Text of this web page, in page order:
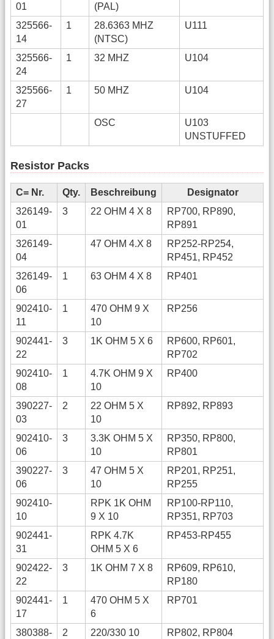
01
(PAL)
325566-
14
1
28.6363 MHZ
(NTSC)
U111
325566-
24
1 32 MHZ U104
325566-
27
1 50 MHZ U104
OSC
U103
UNSTUFFED
Resistor Packs
C= Nr. Qty. Beschreibung
Designator
326149-
01
3 22 OHM 4 X 8
RP700, RP890,
RP891
326149-
04
47 OHM 4.X 8
RP252-RP254,
RP451, RP452
326149-
06
1 63 OHM 4 X 8 RP401
902410-
11
1
470 OHM 9 X
10
RP256
902441-
22
3 1K OHM 5 X 6
RP600, RP601,
RP702
902410-
08
1
4.7K OHM 9 X
10
RP400
390227-
03
2
22 OHM 5 X
10
RP892, RP893
902410-
06
3
3.3K OHM 5 X
10
RP350, RP800,
RP801
390227-
06
3
47 OHM 5 X
10
RP201, RP251,
RP255
902410-
10
RPK 1K OHM
9 X 10
RP100-RP110,
RP351, RP703
902441-
31
RPK 4.7K
OHM 5 X 6
RP453-RP455
902422-
22
3 1K OHM 7 X 8
RP609, RP610,
RP180
902441-
17
1
470 OHM 5 X
6
RP701
380388-
2
220/330 10
RP802, RP804